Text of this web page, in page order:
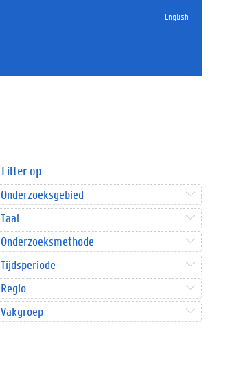
English
Filter op
Onderzoeksgebied
Taal
Onderzoeksmethode
Tijdsperiode
Regio
Vakgroep